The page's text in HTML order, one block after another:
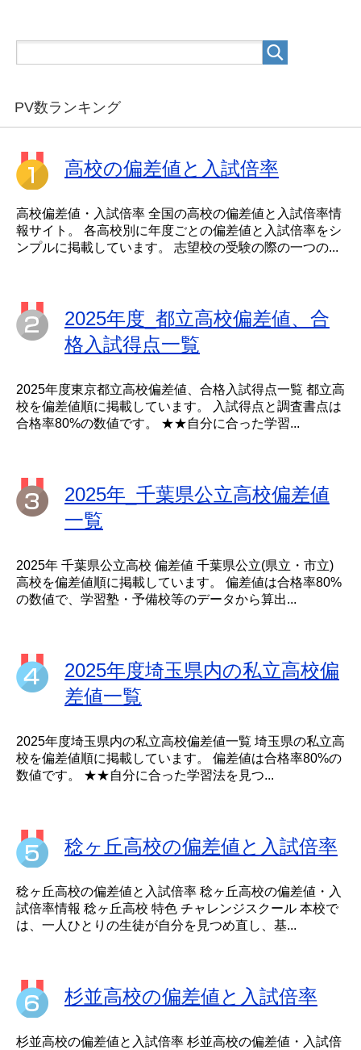
PV数ランキング
高校の偏差値と入試倍率
高校偏差値・入試倍率 全国の高校の偏差値と入試倍率情
報サイト。 各高校別に年度ごとの偏差値と入試倍率をシ
ンプルに掲載しています。 志望校の受験の際の一つの...
2025年度_都立高校偏差値、合
格入試得点一覧
2025年度東京都立高校偏差値、合格入試得点一覧 都立高
校を偏差値順に掲載しています。 入試得点と調査書点は
合格率80%の数値です。 ★★自分に合った学習...
2025年_千葉県公立高校偏差値
一覧
2025年 千葉県公立高校 偏差値 千葉県公立(県立・市立)
高校を偏差値順に掲載しています。 偏差値は合格率80%
の数値で、学習塾・予備校等のデータから算出...
2025年度埼玉県内の私立高校偏
差値一覧
2025年度埼玉県内の私立高校偏差値一覧 埼玉県の私立高
校を偏差値順に掲載しています。 偏差値は合格率80%の
数値です。 ★★自分に合った学習法を見つ...
稔ヶ丘高校の偏差値と入試倍率
稔ヶ丘高校の偏差値と入試倍率 稔ヶ丘高校の偏差値・入
試倍率情報 稔ヶ丘高校 特色 チャレンジスクール 本校で
は、一人ひとりの生徒が自分を見つめ直し、基...
杉並高校の偏差値と入試倍率
杉並高校の偏差値と入試倍率 杉並高校の偏差値・入試倍